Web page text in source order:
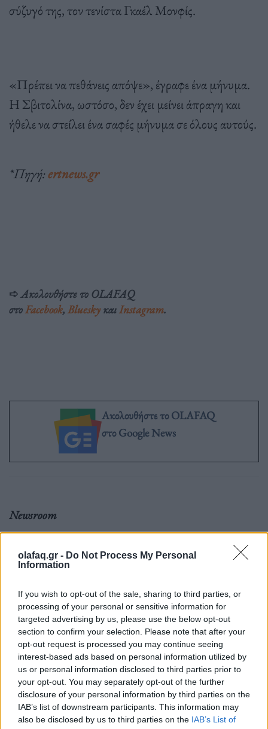
olafaq.gr - Do Not Process My Personal
Information
If you wish to opt-out of the sale, sharing to third parties, or
processing of your personal or sensitive information for
targeted advertising by us, please use the below opt-out
section to confirm your selection. Please note that after your
opt-out request is processed you may continue seeing
interest-based ads based on personal information utilized by
us or personal information disclosed to third parties prior to
your opt-out. You may separately opt-out of the further
disclosure of your personal information by third parties on the
IAB’s list of downstream participants. This information may
also be disclosed by us to third parties on the IAB’s List of
σύζυγό της, τον τενίστα Γκαέλ Μονφίς.
«Πρέπει να πεθάνεις απόψε», έγραφε ένα μήνυμα.
Η Σβιτολίνα, ωστόσο, δεν έχει μείνει άπραγη και
ήθελε να στείλει ένα σαφές μήνυμα σε όλους αυτούς.
*Πηγή:ertnews.gr
➪ Ακολουθήστε το OLAFAQ
στοFacebook, Bluesky καιInstagram.
Ακολουθήστε το OLAFAQ
στο Google News
Newsroom
Ετικέτες :photolink ,απειλη,ειδήσεις ,Ελίνα Σβιτολίνα
,
Δείτε επίσης